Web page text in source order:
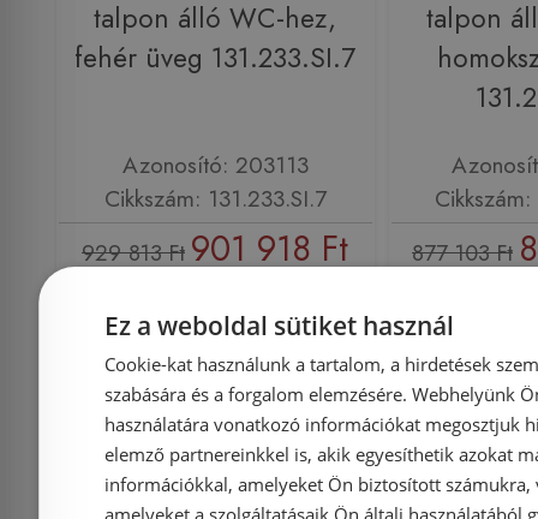
talpon álló WC-hez,
fehér üveg 131.233.SI.7
Azonosító: 203113
Cikkszám: 131.233.SI.7
929 813 Ft 901 918 Ft
Kosárba
talpon
877 103 Ft
-3%
Rendelésre Rendelésre
Ez a weboldal sütiket használ
Cookie-kat használunk a tartalom, a hirdetések
szabására és a forgalom elemzésére. Webhelyünk
használatára vonatkozó információkat megosztjuk
elemző partnereinkkel is, akik egyesíthetik azokat
információkkal, amelyeket Ön biztosított számukra,
amelyeket a szolgáltatásaik Ön általi használatából